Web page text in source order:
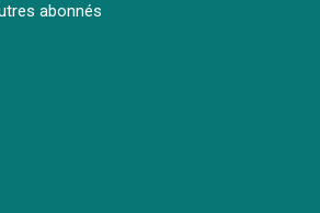
abonnés